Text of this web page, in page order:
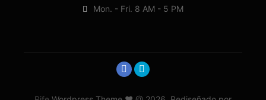
Mon. - Fri. 8 AM - 5 PM